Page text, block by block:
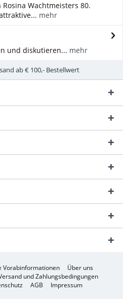
Wachtmeisters 80.
mehr
und diskutieren... mehr
ab € 100,- Bestellwert
Vorabinformationen
Über uns
und Zahlungsbedingungen
AGB Impressum